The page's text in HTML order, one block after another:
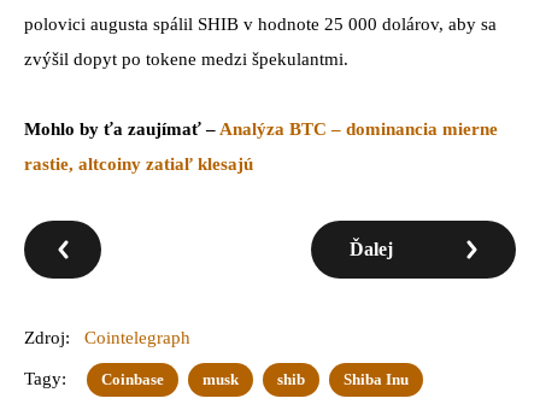
polovici augusta spálil SHIB v hodnote 25 000 dolárov, aby sa
zvýšil dopyt po tokene medzi špekulantmi.
Mohlo by ťa zaujímať –Analýza BTC – dominancia mierne
rastie, altcoiny zatiaľ klesajú
Ďalej
Zdroj: Cointelegraph
Tagy: Coinbase musk shib Shiba Inu